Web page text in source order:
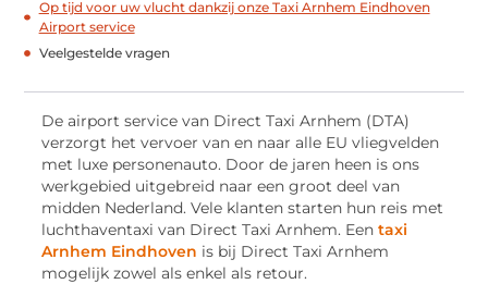
Op tijd voor uw vlucht dankzij onze Taxi Arnhem Eindhoven
Airport service
Veelgestelde vragen
De airport service van Direct Taxi Arnhem (DTA)
verzorgt het vervoer van en naar alle EU vliegvelden
met luxe personenauto. Door de jaren heen is ons
werkgebied uitgebreid naar een groot deel van
midden Nederland. Vele klanten starten hun reis met
luchthaventaxi van Direct Taxi Arnhem. Eentaxi
Arnhem Eindhoven is bij Direct Taxi Arnhem
mogelijk zowel als enkel als retour.